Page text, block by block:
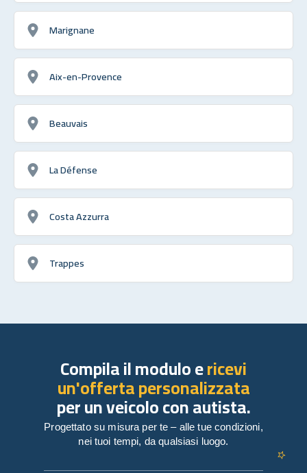
Marignane
Aix-en-Provence
Beauvais
La Défense
Costa Azzurra
Trappes
Compila il modulo ericevi
un'offerta personalizzata
per un veicolo con autista.
Progettato su misura per te – alle tue condizioni,
nei tuoi tempi, da qualsiasi luogo.